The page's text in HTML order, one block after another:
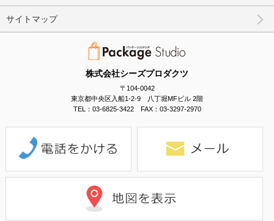
株式会社シーズプロダクツ
〒104-0042
東京都中央区入船1-2-9 八丁堀MFビル 2階
TEL：03-6825-3422 FAX：03-3297-2970
サイトマップ